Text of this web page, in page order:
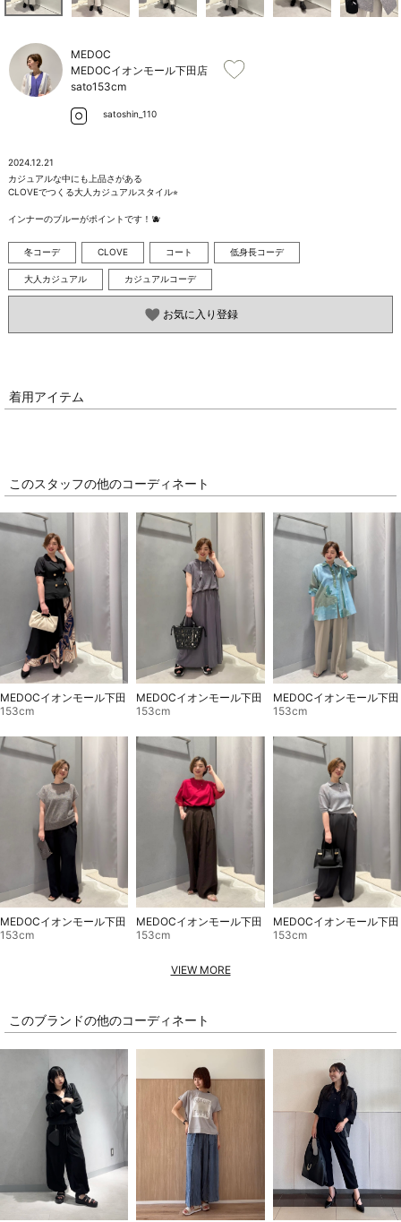
MEDOC
MEDOCイオンモール下田店
sato153cm
satoshin_110
2024.12.21
カジュアルな中にも上品さがある
CLOVEでつくる大人カジュアルスタイル⭐︎
インナーのブルーがポイントです！🫐
冬コーデ CLOVE コート 低身長コーデ
大人カジュアル カジュアルコーデ
お気に入り登録
着用アイテム
このスタッフの他のコーディネート
MEDOCイオンモール下田
153cm
MEDOCイオンモール下田
153cm
MEDOCイオンモール下田
153cm
MEDOCイオンモール下田
153cm
MEDOCイオンモール下田
153cm
MEDOCイオンモール下田
153cm
VIEW MORE
このブランドの他のコーディネート